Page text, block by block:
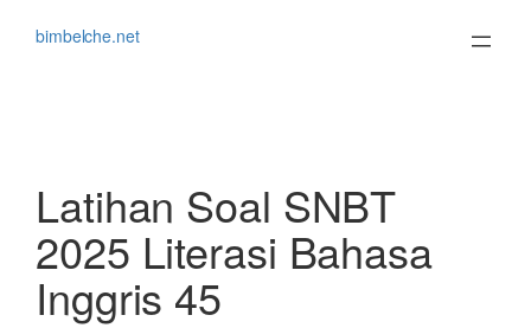
bimbelche.net
Latihan Soal SNBT
2025 Literasi Bahasa
Inggris 45